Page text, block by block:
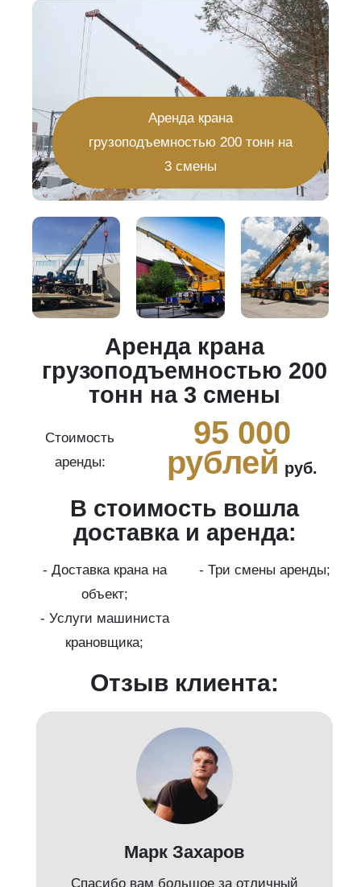
Аренда крана
грузоподъемностью 200 тонн на
3 смены
Аренда крана
грузоподъемностью 200
тонн на 3 смены
Стоимость
аренды:
95 000
рублей руб.
В стоимость вошла
доставка и аренда:
- Доставка крана на
объект;
- Три смены аренды;
- Услуги машиниста
крановщика;
Отзыв клиента:
Марк Захаров
Спасибо вам большое за отличный